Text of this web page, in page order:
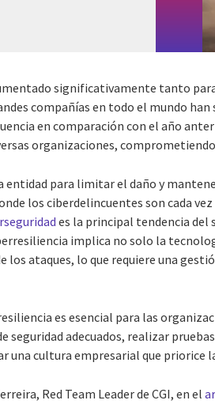
significativamente tanto
compañías en todo el mundo
en comparación con el año
organizaciones,
entidad para limitar el daño y
los ciberdelincuentes son cada
es la principal tendencia del
implica no solo la
los ataques, lo que requiere una
es esencial para las
adecuados, realizar
una cultura empresarial que priorice
Red Team Leader de CGI, en el